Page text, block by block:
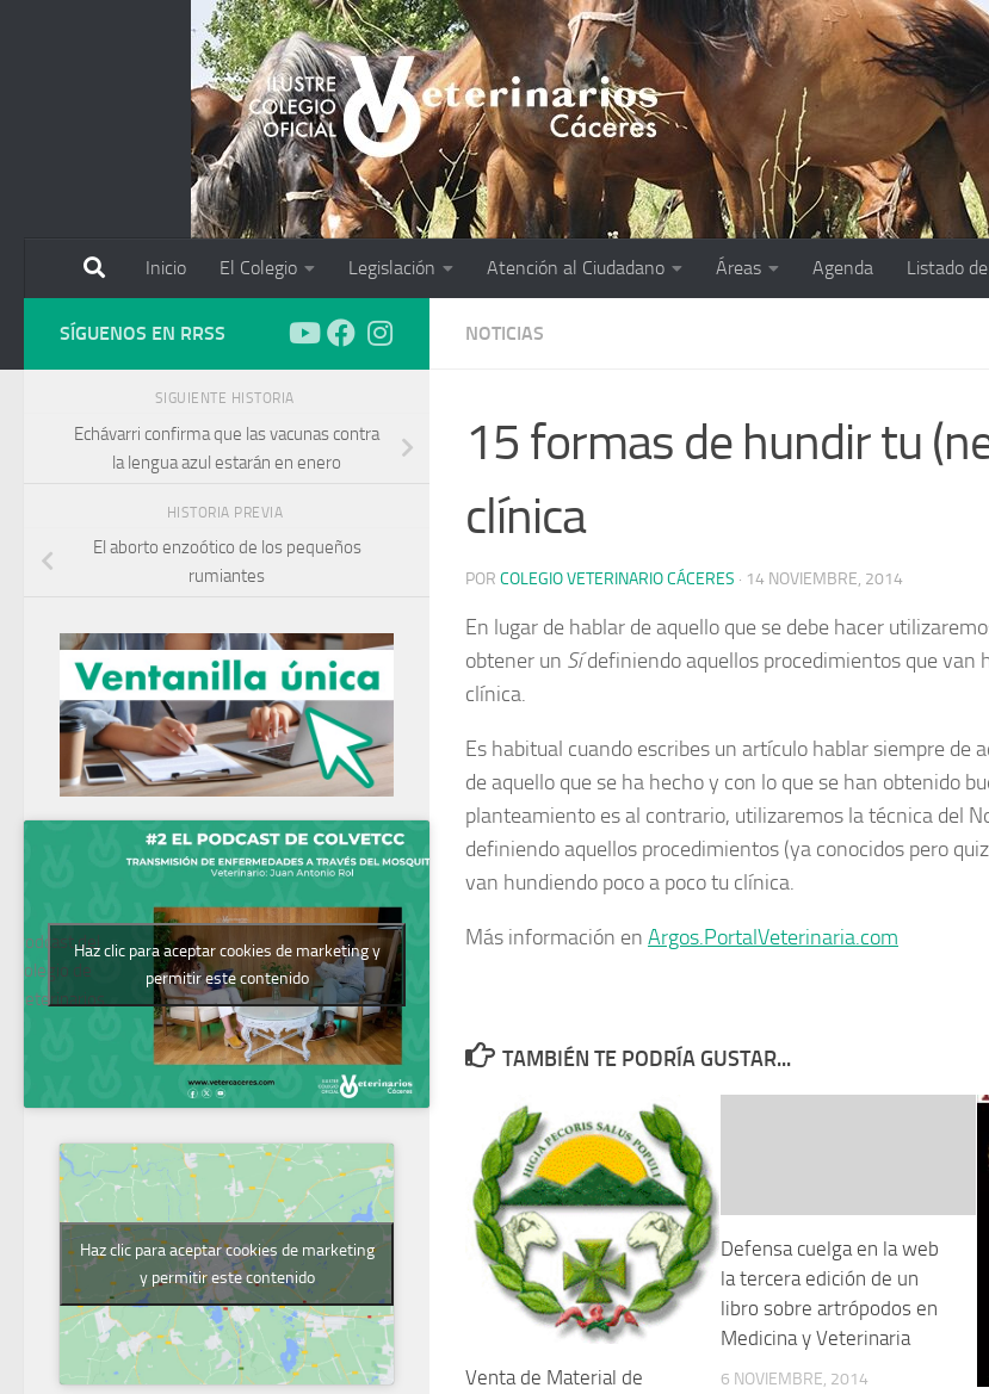
Inicio El Colegio Legislación Atención al Ciudadano Áreas Agenda Listado
NOTICIAS
15 formas de hundir tu
clínica
POR COLEGIO VETERINARIO CÁCERES · 14 NOVIEMBRE, 2014
En lugar de hablar de aquello que se debe hacer
obtener un Sídefiniendo aquellos procedimientos que van
clínica.
Es habitual cuando escribes un artículo hablar siempre de
de aquello que se ha hecho y con lo que se han obtenido
planteamiento es al contrario, utilizaremos la técnica del
definiendo aquellos procedimientos (ya conocidos pero
van hundiendo poco a poco tu clínica.
Más información en Argos.PortalVeterinaria.com
TAMBIÉN TE PODRÍA GUSTAR...
Venta de Material de
Defensa cuelga en la web
la tercera edición de un
libro sobre artrópodos en
Medicina y Veterinaria
6 NOVIEMBRE, 2014
SÍGUENOS EN RRSS
SIGUIENTE HISTORIA
Echávarri confirma que las vacunas contra
la lengua azul estarán en enero
HISTORIA PREVIA
El aborto enzoótico de los pequeños
rumiantes
Podcast del
Colegio de
Veterinarios
Haz clic para aceptar cookies de marketing y
permitir este contenido
Haz clic para aceptar cookies de marketing
y permitir este contenido